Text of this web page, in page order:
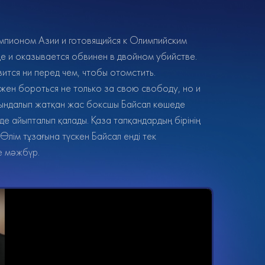
Азии и готовящийся к Олимпийским
и оказывается обвинен в двойном убийстве.
ни перед чем, чтобы отомстить.
бороться не только за свою свободу, но и
жатқан жас боксшы Байсал көшеде
айыпталып қалады. Қаза тапқандардың бірінің
тұзағына түскен Байсал енді тек
мәжбүр.